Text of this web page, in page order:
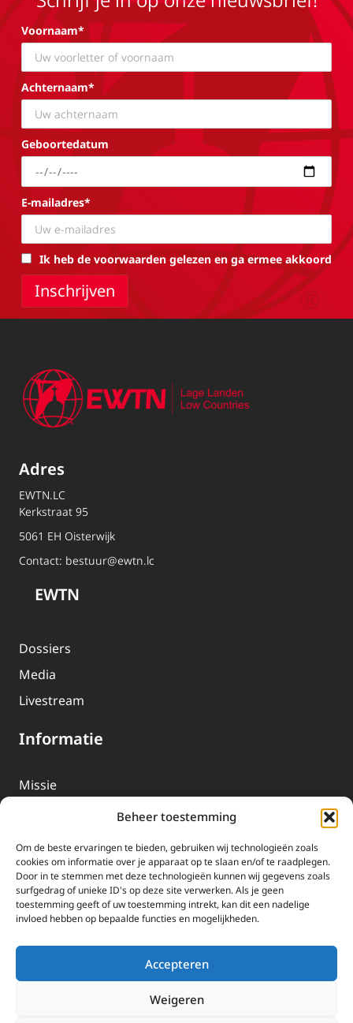
Beheer toestemming
Om de beste ervaringen te bieden, gebruiken wij technologieën zoals
cookies om informatie over je apparaat op te slaan en/of te raadplegen.
Door in te stemmen met deze technologieën kunnen wij gegevens zoals
surfgedrag of unieke ID's op deze site verwerken. Als je geen
toestemming geeft of uw toestemming intrekt, kan dit een nadelige
invloed hebben op bepaalde functies en mogelijkheden.
Accepteren
Weigeren
Voornaam*
Achternaam*
Geboortedatum
E-mailadres*
Ik heb de voorwaarden gelezen en ga ermee akkoord
Adres
EWTN.LC
Kerkstraat 95
5061 EH Oisterwijk
Contact: bestuur@ewtn.lc
EWTN
Dossiers
Media
Livestream
Informatie
Missie
EWTN-Team
Organisatiegegevens
Doneren
EWTN wordt uitsluitend gefinancierd door uw donaties.
Wij ontvangen bewust geen advertentie-inkomsten of